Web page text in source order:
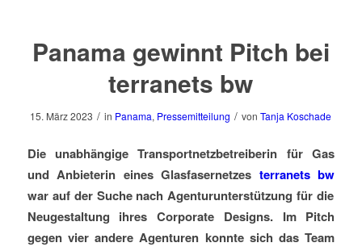
Panama gewinnt Pitch bei
terranets bw
15. März 2023 / in Panama, Pressemitteilung / vonTanja Koschade
Die unabhängige Transportnetzbetreiberin für Gas
und Anbieterin eines Glasfasernetzes terranets bw
war auf der Suche nach Agenturunterstützung für die
Neugestaltung ihres Corporate Designs. Im Pitch
gegen vier andere Agenturen konnte sich das Team